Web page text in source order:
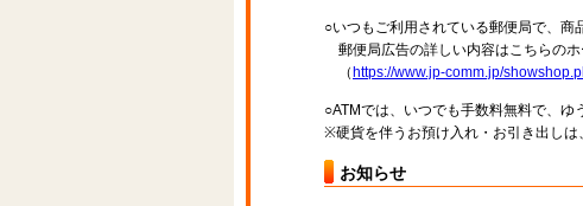
○いつもご利用されている郵便局で、商
郵便局広告の詳しい内容はこちらのホ
（ https://www.jp-comm.jp/
○ATMでは、いつでも手数料無料で、ゆ
※硬貨を伴うお預け入れ・お引き出しは
お知らせ